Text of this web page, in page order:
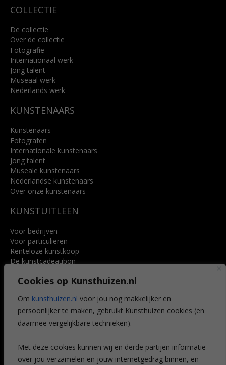
Cookies op Kunsthuizen.nl
Om kunsthuizen.nl voor jou nog makkelijker en
persoonlijker te maken, gebruikt Kunsthuizen cookies (en
daarmee vergelijkbare technieken).
Met deze cookies kunnen wij en derde partijen informatie
over jou verzamelen en jouw internetgedrag binnen, en
COLLECTIE
De collectie
Over de collectie
Fotografie
Internationaal werk
Jong talent
Museaal werk
Nederlands werk
KUNSTENAARS
Kunstenaars
Fotografen
Internationale kunstenaars
Jong talent
Museale kunstenaars
Nederlandse kunstenaars
Over onze kunstenaars
KUNSTUITLEEN
Voor bedrijven
Voor particulieren
Renteloze kunstkoop
De kunstcadeaubon
Voordelen
Veelgestelde vragen
CONTACT
Leiden
Amsterdam